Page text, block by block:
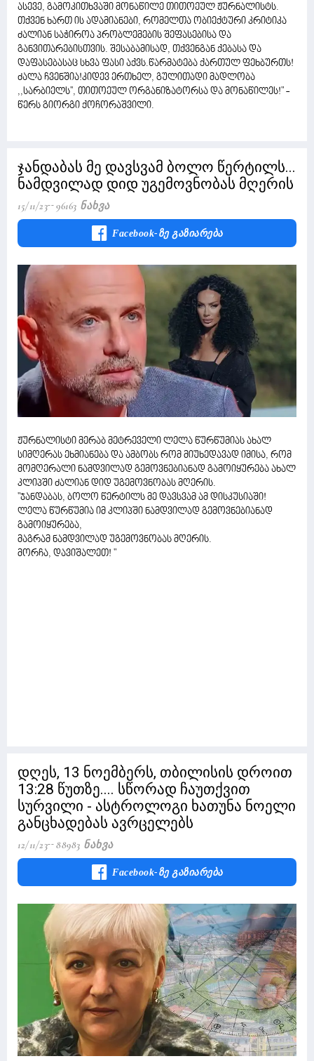
ასევე, გამოკითხვაში მონაწილე თითოეულ ჟურნალისტს.
თქვენ ხართ ის ადამიანები, რომელთა ობიექტური კრიტიკა
ძალიან საჭიროა პრობლემების შეფასებისა და
განვითარებისთვის. შესაბამისად, თქვენგან ქებასა და
დაფასებასაც სხვა ფასი აქვს.წარმატება ქართულ ფეხბურთს!
ძალა ჩვენშია!კიდევ ერთხელ, გულითადი მადლობა
,,სარბიელს'', თითოეულ ორგანიზატორსა და მონაწილეს!" -
წერს გიორგი ქოჩორაშვილი.
ჯანდაბას მე დავსვამ ბოლო წერტილს...
ნამდვილად დიდ უგემოვნობას მღერის
15/11/23 96163 Ნახვა
Facebook-Ზე Გაზიარება
ჟურნალისტი მერაბ მეტრეველი ლელა წურწუმიას ახალ
სიმღერას ეხმიანება და ამბობს რომ მიუხედავად იმისა, რომ
მომღერალი ნამდვილად გემოვნებიანად გამოიყურება ახალ
კლიპში ძალიან დიდ უგემოვნობას მღერის.
"ჯანდაბას, ბოლო წერტილს მე დავსვამ ამ დისკუსიაში!
ლელა წურწუმია იმ კლიპში ნამდვილად გემოვნებიანად
გამოიყურება,
მაგრამ ნამდვილად უგემოვნობას მღერის.
მორჩა, დავიშალეთ! "
დღეს, 13 ნოემბერს, თბილისის დროით
13:28 წუთზე.... სწორად ჩაუთქვით
სურვილი - ასტროლოგი ხათუნა ნოელი
განცხადებას ავრცელებს
12/11/23 88983 Ნახვა
Facebook-Ზე Გაზიარება